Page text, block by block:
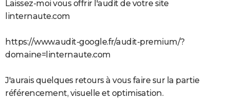
Laissez-moi vous offrir l'audit de votre site
linternaute.com
https://www.audit-google.fr/audit-premium/?
domaine=linternaute.com
J'aurais quelques retours à vous faire sur la partie
référencement, visuelle et optimisation.